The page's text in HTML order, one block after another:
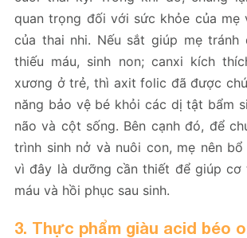
quan trọng đối với sức khỏe của mẹ
của thai nhi. Nếu sắt giúp mẹ tránh
thiếu máu, sinh non; canxi kích
xương ở trẻ, thì axit folic đã được
năng bảo vệ bé khỏi các dị tật bẩm
não và cột sống. Bên cạnh đó, để
trình sinh nở và nuôi con, mẹ nên bổ
vì đây là dưỡng cần thiết để giúp cơ
máu và hồi phục sau sinh.
3. Thực phẩm giàu acid béo